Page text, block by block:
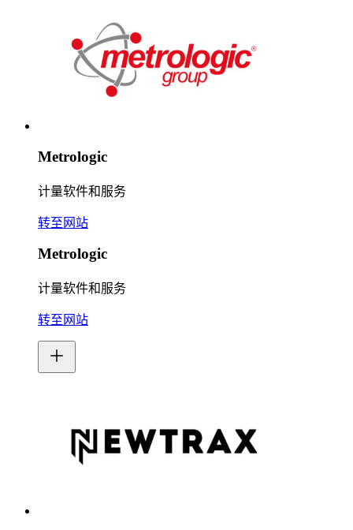
Metrologic
计量软件和服务
转至网站
Metrologic
计量软件和服务
转至网站